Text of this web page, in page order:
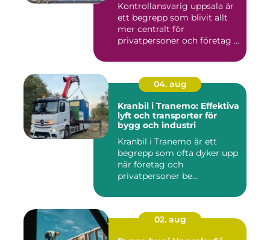
Kontrollansvarig uppsala är
ett begrepp som blivit allt
mer centralt för
privatpersoner och företag ...
04. aug
Kranbil i Tranemo: Effektiva
lyft och transporter för
bygg och industri
Kranbil i Tranemo är ett
begrepp som ofta dyker upp
när företag och
privatpersoner be...
02. aug